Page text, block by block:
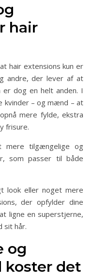
hair
hair extensions kun er
andre, der lever af at
er dog en helt anden. I
kvinder – og mænd – at
mere fylde, ekstra
frisure.
mere tilgængelige og
som passer til både
look eller noget mere
der opfylder dine
ligne en superstjerne,
sit hår.
og
koster det